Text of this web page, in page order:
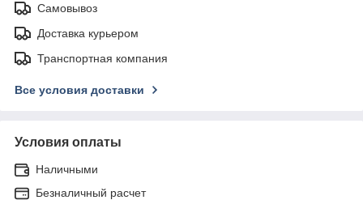
Самовывоз
Доставка курьером
Транспортная компания
Все условия доставки
Условия оплаты
Наличными
Безналичный расчет